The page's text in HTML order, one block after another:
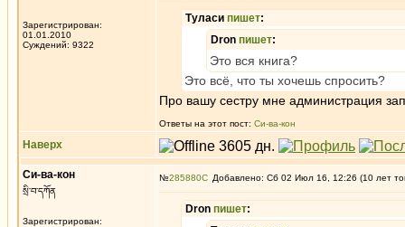
Зарегистрирован:
01.01.2010
Суждений: 9322
Туласи пишет:
Dron пишет:
Это вся книга?
Это всё, что ты хочешь спросить?
Про вашу сестру мне администрация
Ответы на этот пост: Си-ва-кон
Наверх
Си-ва-кон
སྲི་བ་དཀོན
Зарегистрирован:
№285880 Добавлено: Сб 02 Июл 16, 12:26 (10 лет
Dron пишет: